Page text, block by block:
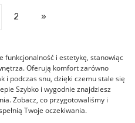
2 »
funkcjonalność i estetykę, stanowiąc
Oferują komfort zarówno
i podczas snu, dzięki czemu stale się
Szybko i wygodnie znajdziesz
Zobacz, co przygotowaliśmy i
Twoje oczekiwania.